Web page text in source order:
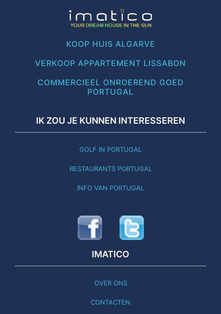
KOOP HUIS ALGARVE
VERKOOP APPARTEMENT LISSABON
COMMERCIEEL ONROEREND GOED
PORTUGAL
IK ZOU JE KUNNEN INTERESSEREN
GOLF IN PORTUGAL
RESTAURANTS PORTUGAL
INFO VAN PORTUGAL
IMATICO
OVER ONS
CONTACTEN